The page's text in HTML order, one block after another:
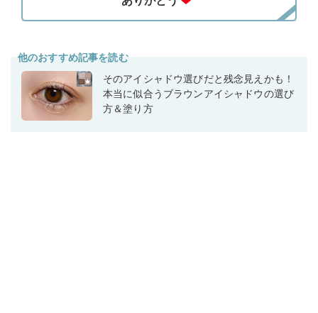
他のおすすめ記事を読む
そのアイシャドウ選びだと残念見えかも！
本当に似合うブラウンアイシャドウの選び
方＆塗り方